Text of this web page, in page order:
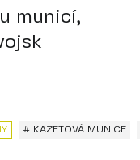
municí,
# KAZETOVÁ MUNICE